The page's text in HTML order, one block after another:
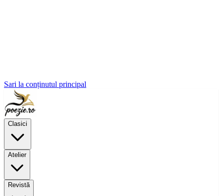
Sari la conținutul principal
Clasici
Atelier
Revistă